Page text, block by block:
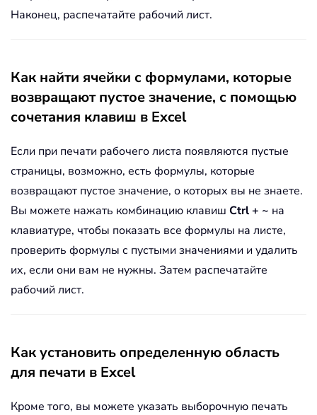
Наконец, распечатайте рабочий лист.
Как найти ячейки с формулами, которые
возвращают пустое значение, с помощью
сочетания клавиш в Excel
Если при печати рабочего листа появляются пустые
страницы, возможно, есть формулы, которые
возвращают пустое значение, о которых вы не знаете.
Вы можете нажать комбинацию клавиш Ctrl + ~ на
клавиатуре, чтобы показать все формулы на листе,
проверить формулы с пустыми значениями и удалить
их, если они вам не нужны. Затем распечатайте
рабочий лист.
Как установить определенную область
для печати в Excel
Кроме того, вы можете указать выборочную печать